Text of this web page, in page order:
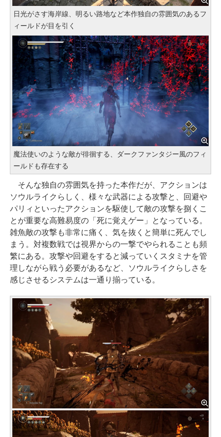
日光がさす海岸線、明るい路地など本作独自の雰囲気のあるフ
ィールドが目を引く
魔法使いのような敵が徘徊する、ダークファンタジー風のフィ
ールドも存在する
そんな独自の雰囲気を持った本作だが、アクションは
ソウルライクらしく、様々な武器による攻撃と、回避や
パリィといったアクションを駆使して敵の攻撃を捌くこ
とが重要な高難易度の「死に覚えゲー」となっている。
雑魚敵の攻撃も非常に痛く、気を抜くと簡単に死んでし
まう。対複数戦では視界からの一撃でやられることも頻
繁にある。攻撃や回避をすると減っていくスタミナを管
理しながら戦う必要があるなど、ソウルライクらしさを
感じさせるシステムは一通り揃っている。